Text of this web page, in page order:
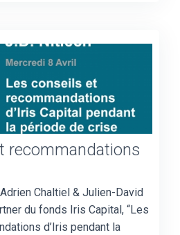
recommandations
Chaltiel & Julien-David
du fonds Iris Capital, “Les
d’Iris pendant la